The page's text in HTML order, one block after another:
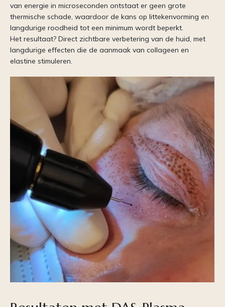
van energie in microseconden ontstaat er geen grote
thermische schade, waardoor de kans op littekenvorming en
langdurige roodheid tot een minimum wordt beperkt.
Het resultaat? Direct zichtbare verbetering van de huid, met
langdurige effecten die de aanmaak van collageen en
elastine stimuleren.